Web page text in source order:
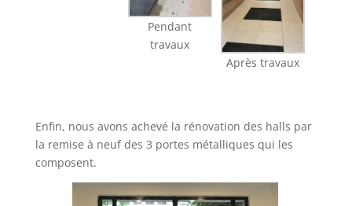
Pendant
travaux
Après travaux
Enfin, nous avons achevé la rénovation des halls par
la remise à neuf des 3 portes métalliques qui les
composent.